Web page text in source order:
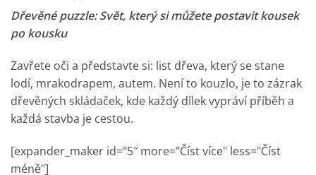
Dřevěné puzzle: Svět, který si můžete postavit kousek
po kousku
Zavřete oči a představte si: list dřeva, který se stane
lodí, mrakodrapem, autem. Není to kouzlo, je to zázrak
dřevěných skládaček, kde každý dílek vypráví příběh a
každá stavba je cestou.
[expander_maker id="5″ more="Číst více" less="Číst
méně"]